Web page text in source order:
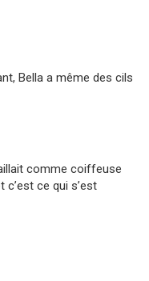
Bella a même des cils
comme coiffeuse
c’est ce qui s’est